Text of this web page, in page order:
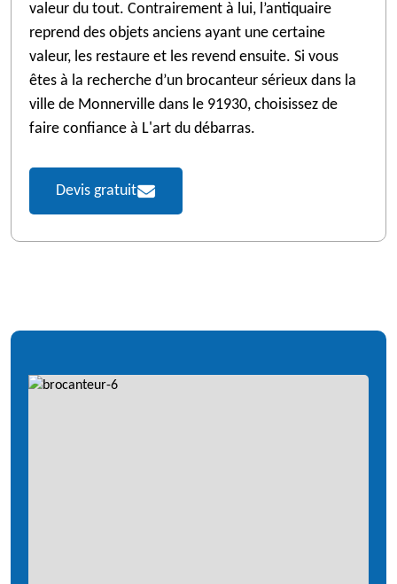
valeur du tout. Contrairement à lui, l’antiquaire
reprend des objets anciens ayant une certaine
valeur, les restaure et les revend ensuite. Si vous
êtes à la recherche d’un brocanteur sérieux dans la
ville de Monnerville dans le 91930, choisissez de
faire confiance à L'art du débarras.
Devis gratuit